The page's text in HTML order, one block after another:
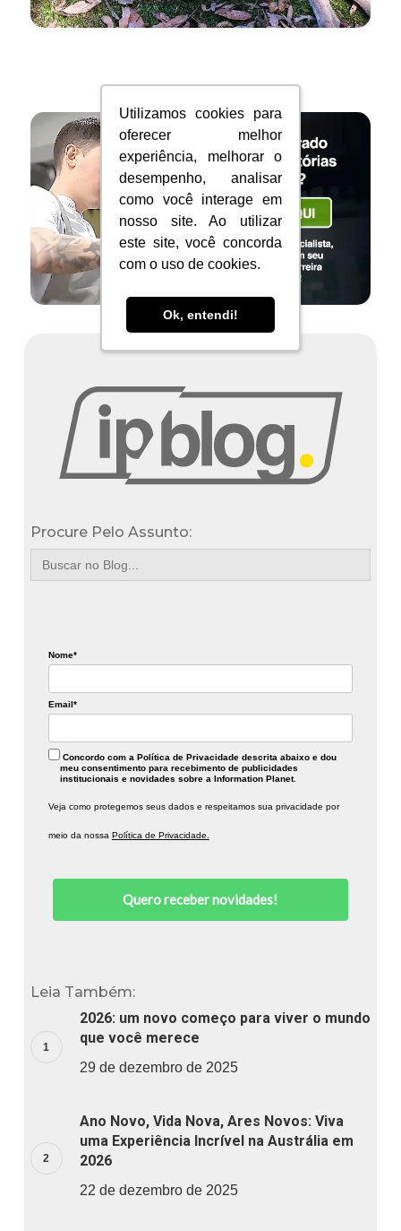
Utilizamos cookies para
oferecer melhor
experiência, melhorar o
desempenho, analisar
como você interage em
nosso site. Ao utilizar
este site, você concorda
com o uso de cookies.
Ok, entendi!
Utilizamos cookies para
oferecer melhor
experiência, melhorar o
desempenho, analisar
como você interage em
nosso site. Ao utilizar
este site, você concorda
com o uso de cookies.
Ok, entendi!
Procure Pelo Assunto:
Search
for:
Nome*
Email*
Concordo com a Política de Privacidade descrita abaixo e dou
meu consentimento para recebimento de publicidades
institucionais e novidades sobre a Information Planet.
Veja como protegemos seus dados e respeitamos sua privacidade por
meio da nossa Política de Privacidade.
Quero receber novidades!
Leia Também:
2026: um novo começo para viver o mundo
que você merece
29 de dezembro de 2025
Ano Novo, Vida Nova, Ares Novos: Viva
uma Experiência Incrível na Austrália em
2026
22 de dezembro de 2025